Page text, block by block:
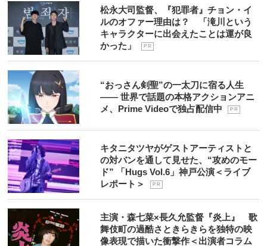
松永大司監督、『犯罪者』チョン・イ
ルのオファー理由は？ 「滝川という
キャラクターに出会えたことは運が良
かった」
P R
“おっさん剣聖”の一太刀に宿る人生
―― 世界で話題の本格アクションアニ
メ、Prime Videoで独占配信中
P R
キタニタツヤがゲストアーティストと
の対バンを通して見せた、“攻めのモー
ド” 「Hugs Vol.6」神戸公演＜ライブ
レポート＞
P R
主演・森七菜×長久允監督『炎上』 歌
舞伎町の過酷さときらきらを独特の映
像表現で描いた衝撃作＜出演者コラム